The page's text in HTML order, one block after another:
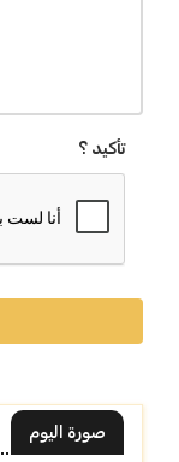
تأكيد ؟
صورة اليوم